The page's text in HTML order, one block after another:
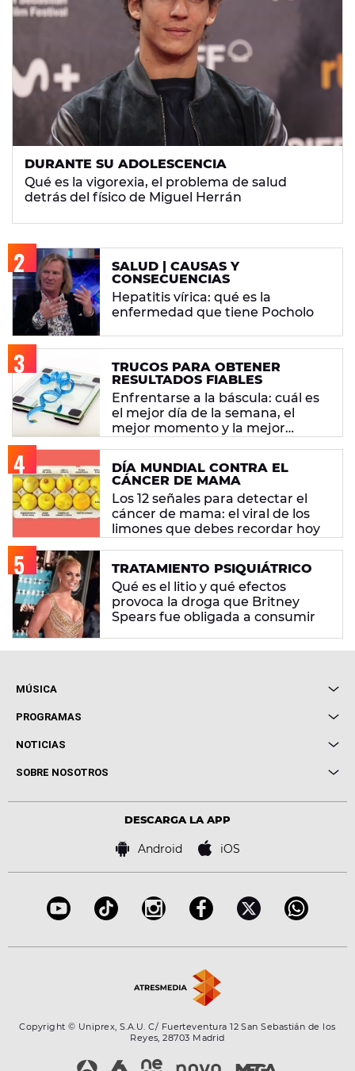
DURANTE SU ADOLESCENCIA
Qué es la vigorexia, el problema de salud
detrás del físico de Miguel Herrán
SALUD | CAUSAS Y
CONSECUENCIAS
Hepatitis vírica: qué es la
enfermedad que tiene Pocholo
TRUCOS PARA OBTENER
RESULTADOS FIABLES
Enfrentarse a la báscula: cuál es
el mejor día de la semana, el
mejor momento y la mejor
DÍA MUNDIAL CONTRA EL
CÁNCER DE MAMA
Los 12 señales para detectar el
cáncer de mama: el viral de los
limones que debes recordar hoy
TRATAMIENTO PSIQUIÁTRICO
Qué es el litio y qué efectos
provoca la droga que Britney
Spears fue obligada a consumir
MÚSICA
Local de Ensayo Europa FM
Conciertos
PROGRAMAS
Cuerpos especiales
Locutores Europa FM
NOTICIAS
Cine y Televisión
Virales
SOBRE NOSOTROS
Bases de concursos
DESCARGA LA APP
Android iOS
Copyright © Uniprex, S.A.U. C/ Fuerteventura 12 San Sebastián de los
Reyes, 28703 Madrid